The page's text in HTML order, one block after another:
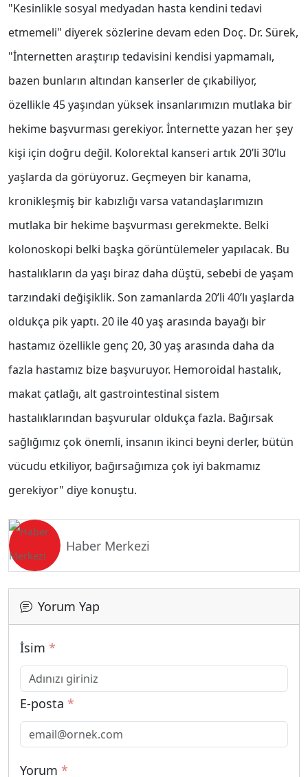
"Kesinlikle sosyal medyadan hasta kendini tedavi
etmemeli" diyerek sözlerine devam eden Doç. Dr. Sürek,
"İnternetten araştırıp tedavisini kendisi yapmamalı,
bazen bunların altından kanserler de çıkabiliyor,
özellikle 45 yaşından yüksek insanlarımızın mutlaka bir
hekime başvurması gerekiyor. İnternette yazan her şey
kişi için doğru değil. Kolorektal kanseri artık 20’li 30’lu
yaşlarda da görüyoruz. Geçmeyen bir kanama,
kronikleşmiş bir kabızlığı varsa vatandaşlarımızın
mutlaka bir hekime başvurması gerekmekte. Belki
kolonoskopi belki başka görüntülemeler yapılacak. Bu
hastalıkların da yaşı biraz daha düştü, sebebi de yaşam
tarzındaki değişiklik. Son zamanlarda 20’li 40’lı yaşlarda
oldukça pik yaptı. 20 ile 40 yaş arasında bayağı bir
hastamız özellikle genç 20, 30 yaş arasında daha da
fazla hastamız bize başvuruyor. Hemoroidal hastalık,
makat çatlağı, alt gastrointestinal sistem
hastalıklarından başvurular oldukça fazla. Bağırsak
sağlığımız çok önemli, insanın ikinci beyni derler, bütün
vücudu etkiliyor, bağırsağımıza çok iyi bakmamız
gerekiyor" diye konuştu.
Haber Merkezi
Yorum Yap
İsim *
E-posta *
Yorum *